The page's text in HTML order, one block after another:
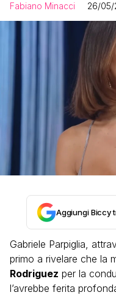
Fabiano Minacci 26/05/
Aggiungi Biccy
Gabriele Parpiglia,
primo a rivelare che la
Rodriguez per la
l’avrebbe ferita